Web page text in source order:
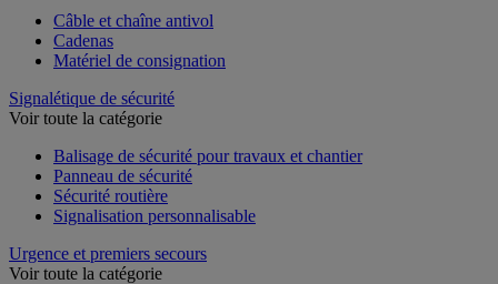
Câble et chaîne antivol
Cadenas
Matériel de consignation
Signalétique de sécurité
Voir toute la catégorie
Balisage de sécurité pour travaux et chantier
Panneau de sécurité
Sécurité routière
Signalisation personnalisable
Urgence et premiers secours
Voir toute la catégorie